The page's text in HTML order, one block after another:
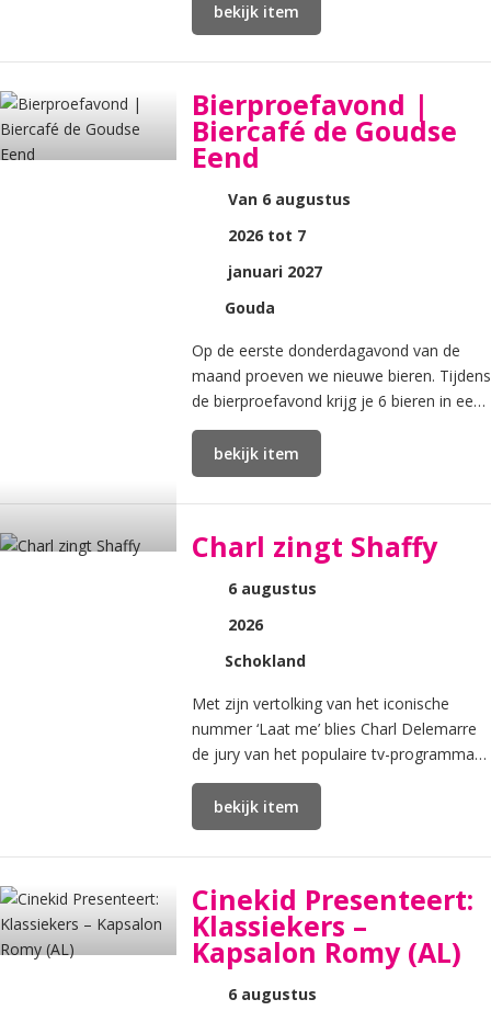
bekijk item
Bierproefavond |
Biercafé de Goudse
Eend
Van 6 augustus
2026 tot 7
januari 2027
Gouda
Op de eerste donderdagavond van de
maand proeven we nieuwe bieren. Tijdens
de bierproefavond krijg je 6 bieren in een
thema te proeven.
bekijk item
Charl zingt Shaffy
6 augustus
2026
Schokland
Met zijn vertolking van het iconische
nummer ‘Laat me’ blies Charl Delemarre
de jury van het populaire tv-programma
‘The Tribute Battle of the Bands’ omver.
bekijk item
Cinekid Presenteert:
Klassiekers –
Kapsalon Romy (AL)
6 augustus